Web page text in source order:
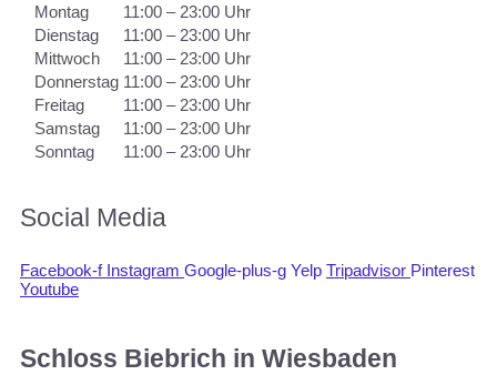
Montag
11:00 – 23:00 Uhr
Dienstag
11:00 – 23:00 Uhr
Mittwoch
11:00 – 23:00 Uhr
Donnerstag 11:00 – 23:00 Uhr
Freitag
11:00 – 23:00 Uhr
Samstag
11:00 – 23:00 Uhr
Sonntag
11:00 – 23:00 Uhr
Social Media
Facebook-f Instagram Google-plus-g Yelp Tripadvisor Pinterest
Youtube
Schloss Biebrich in Wiesbaden